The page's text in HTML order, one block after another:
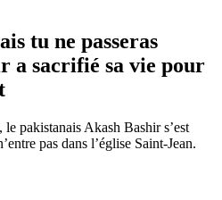
tu ne passeras
a sacrifié sa vie pour
pakistanais Akash Bashir s’est
pas dans l’église Saint-Jean.